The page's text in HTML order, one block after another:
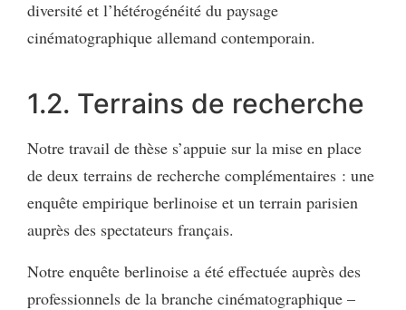
diversité et l’hétérogénéité du paysage
cinématographique allemand contemporain.
1.2. Terrains de recherche
Notre travail de thèse s’appuie sur la mise en place
de deux terrains de recherche complémentaires : une
enquête empirique berlinoise et un terrain parisien
auprès des spectateurs français.
Notre enquête berlinoise a été effectuée auprès des
professionnels de la branche cinématographique –